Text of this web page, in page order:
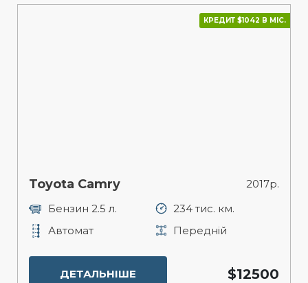
КРЕДИТ $1042 В МІС.
Toyota Camry
2017р.
Бензин 2.5 л.
234 тис. км.
Автомат
Передній
ДЕТАЛЬНІШЕ $12500